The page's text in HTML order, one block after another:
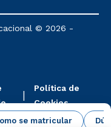
se matricular
Ensino
e Metodologia
© 2026 -
Política de
Cookies